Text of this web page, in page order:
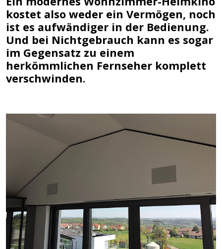
kostet also weder ein Vermögen, noch
ist es aufwändiger in der Bedienung.
Und bei Nichtgebrauch kann es sogar
im Gegensatz zu einem
herkömmlichen Fernseher komplett
verschwinden.